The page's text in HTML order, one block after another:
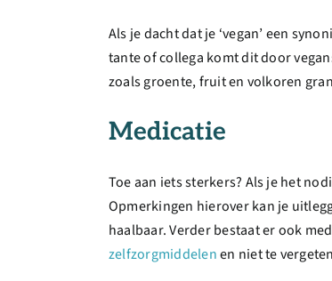
Als je dacht dat je ‘vegan’ een
tante of collega komt dit door
zoals groente, fruit en volkoren
Medicatie
Toe aan iets sterkers? Als je het
Opmerkingen hierover kan je
haalbaar. Verder bestaat er ook
zelfzorgmiddelenen niet te vergeten